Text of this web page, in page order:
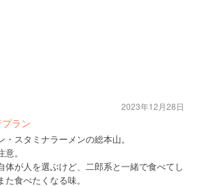
ラン
スタミナラーメンの総本山。
。
体が人を選ぶけど、二郎系と一緒で食べてし
食べたくなる味。
2023年12月28日